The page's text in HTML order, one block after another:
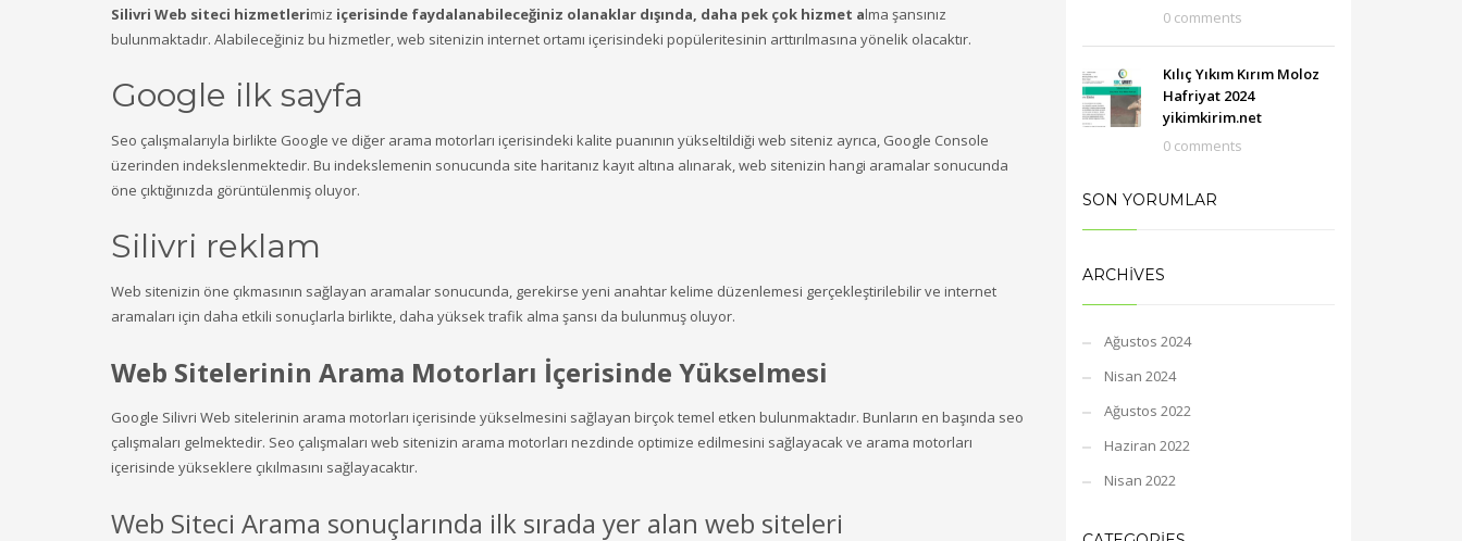
Silivri Web siteci hizmetlerimiz içerisinde faydalanabileceğiniz olanaklar dışında, daha pek çok hizmet alma şansınız
bulunmaktadır. Alabileceğiniz bu hizmetler, web sitenizin internet ortamı içerisindeki popüleritesinin arttırılmasına yönelik olacaktır.
Google ilk sayfa
Seo çalışmalarıyla birlikte Google ve diğer arama motorları içerisindeki kalite puanının yükseltildiği web siteniz ayrıca, Google Console
üzerinden indekslenmektedir. Bu indekslemenin sonucunda site haritanız kayıt altına alınarak, web sitenizin hangi aramalar sonucunda
öne çıktığınızda görüntülenmiş oluyor.
Silivri reklam
Web sitenizin öne çıkmasının sağlayan aramalar sonucunda, gerekirse yeni anahtar kelime düzenlemesi gerçekleştirilebilir ve internet
aramaları için daha etkili sonuçlarla birlikte, daha yüksek trafik alma şansı da bulunmuş oluyor.
Web Sitelerinin Arama Motorları İçerisinde Yükselmesi
Google Silivri Web sitelerinin arama motorları içerisinde yükselmesini sağlayan birçok temel etken bulunmaktadır. Bunların en başında seo
çalışmaları gelmektedir. Seo çalışmaları web sitenizin arama motorları nezdinde optimize edilmesini sağlayacak ve arama motorları
içerisinde yükseklere çıkılmasını sağlayacaktır.
Web Siteci Arama sonuçlarında ilk sırada yer alan web siteleri
0 comments
Kılıç Yıkım Kırım Moloz
Hafriyat 2024
yikimkirim.net
0 comments
SON YORUMLAR
ARCHIVES
Ağustos 2024
Nisan 2024
Ağustos 2022
Haziran 2022
Nisan 2022